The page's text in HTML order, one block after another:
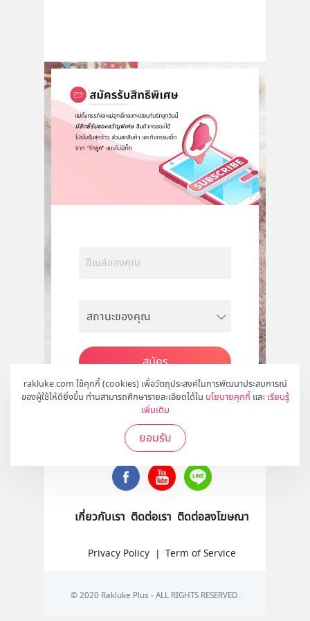
rakluke.com ใช้คุกกี้ (cookies) เพื่อวัตถุประสงค์ในการพัฒนาประสบการณ์
ของผู้ใช้ให้ดียิ่งขึ้น ท่านสามารถศึกษารายละเอียดได้ใน นโยบายคุกกี้ และ เรียนรู้
เพิ่มเติม
ยอมรับ
สมัคร
ติดตามเราได้ที่
เกี่ยวกับเรา ติดต่อเรา ติดต่อลงโฆษณา
Privacy Policy | Term of Service
© 2020 Rakluke Plus - ALL RIGHTS RESERVED.